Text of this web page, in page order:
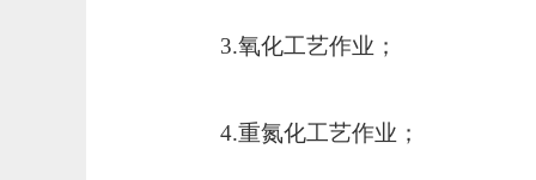
3.氧化工艺作业；
4.重氮化工艺作业；